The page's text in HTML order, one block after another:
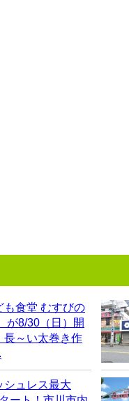
も食堂 むすびの
が8/30（日）開
長～い太巻き作
シュレス最大